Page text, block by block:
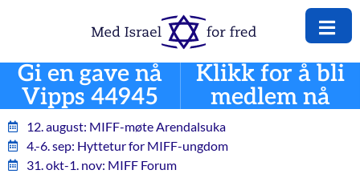
Gi en gave nå
Vipps 44945
Klikk for å bli
medlem nå
12. august: MIFF-møte Arendalsuka
4.-6. sep: Hyttetur for MIFF-ungdom
31. okt-1. nov: MIFF Forum